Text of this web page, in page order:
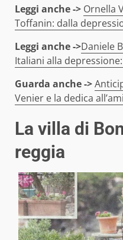
Leggi anche -> Ornella
Toffanin: dalla
Leggi anche ->Daniele
Italiani alla
Guarda anche ->
Venier e la dedica
La villa di
reggia